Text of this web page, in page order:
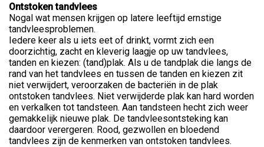
Ontstoken tandvlees
Nogal wat mensen krijgen op latere leeftijd ernstige
tandvleesproblemen.
Iedere keer als u iets eet of drinkt, vormt zich een
doorzichtig, zacht en kleverig laagje op uw tandvlees,
tanden en kiezen: (tand)plak. Als u de tandplak die langs de
rand van het tandvlees en tussen de tanden en kiezen zit
niet verwijdert, veroorzaken de bacteriën in de plak
ontstoken tandvlees. Niet verwijderde plak kan hard worden
en verkalken tot tandsteen. Aan tandsteen hecht zich weer
gemakkelijk nieuwe plak. De tandvleesontsteking kan
daardoor verergeren. Rood, gezwollen en bloedend
tandvlees zijn de kenmerken van ontstoken tandvlees.